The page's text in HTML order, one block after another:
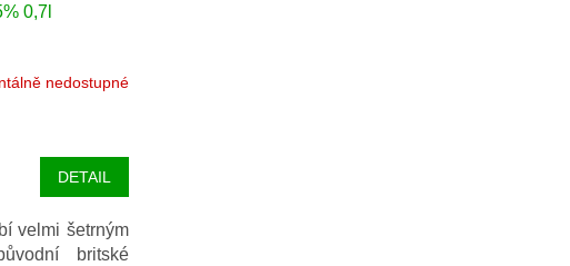
0,7l
nedostupné
DETAIL
velmi šetrným
britské